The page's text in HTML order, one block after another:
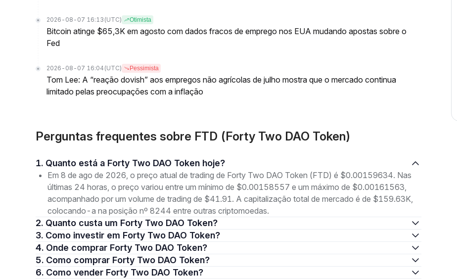
2026-08-07 16:13 (UTC) Otimista
Bitcoin atinge $65,3K em agosto com dados fracos de emprego nos EUA mudando apostas sobre o
Fed
2026-08-07 16:04 (UTC) Pessimista
Tom Lee: A “reação dovish” aos empregos não agrícolas de julho mostra que o mercado continua
limitado pelas preocupações com a inflação
Perguntas frequentes sobre FTD (Forty Two DAO Token)
1. Quanto está a Forty Two DAO Token hoje?
Em 8 de ago de 2026, o preço atual de trading de Forty Two DAO Token (FTD) é $0.00159634. Nas
últimas 24 horas, o preço variou entre um mínimo de $0.00158557 e um máximo de $0.00161563,
acompanhado por um volume de trading de $41.91. A capitalização total de mercado é de $159.63K,
colocando-a na posição nº 8244 entre outras criptomoedas.
2. Quanto custa um Forty Two DAO Token?
3. Como investir em Forty Two DAO Token?
4. Onde comprar Forty Two DAO Token?
5. Como comprar Forty Two DAO Token?
6. Como vender Forty Two DAO Token?